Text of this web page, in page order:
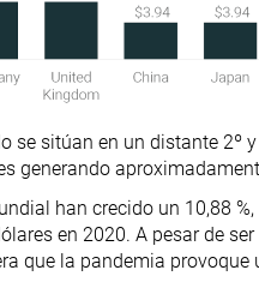
se sitúan en un distante 2º
generando
han crecido un 10,88
en 2020. A pesar de
que la pandemia provoque